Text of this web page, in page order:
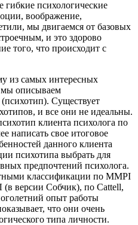
психологические
воображение,
мы двигаемся от базовых
и это здорово
того, что происходит с
из самых интересных
мы описываем
Существует
и все они не идеальны.
клиента психолога по
написать свое итоговое
данного клиента
психотипа выбрать для
предпочтений психолога.
классификации по MMPI
версии Собчик), по Cattell,
опыт работы
что они очень
типа личности.